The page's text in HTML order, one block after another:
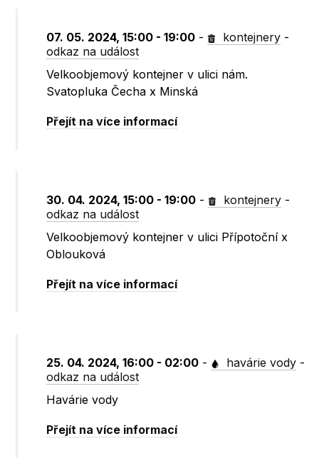
07. 05. 2024, 15:00 - 19:00 - kontejnery -
odkaz na událost
Velkoobjemový kontejner v ulici nám.
Svatopluka Čecha x Minská
Přejít na více informací
30. 04. 2024, 15:00 - 19:00 - kontejnery -
odkaz na událost
Velkoobjemový kontejner v ulici Přípotoční x
Oblouková
Přejít na více informací
25. 04. 2024, 16:00 - 02:00 - havárie vody -
odkaz na událost
Havárie vody
Přejít na více informací